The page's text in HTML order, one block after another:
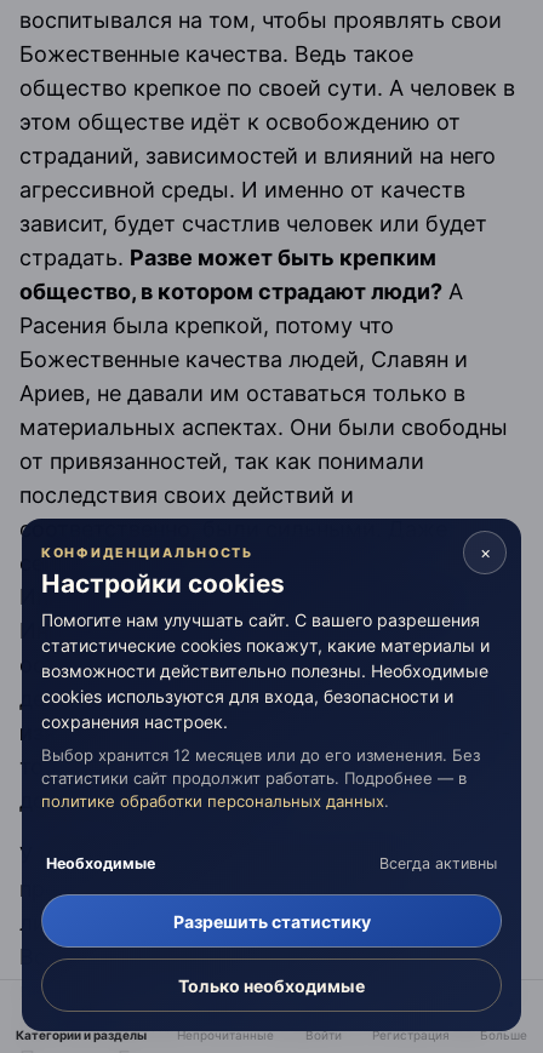
воспитывался на том, чтобы проявлять свои
Божественные качества. Ведь такое
общество крепкое по своей сути. А человек в
этом обществе идёт к освобождению от
страданий, зависимостей и влияний на него
агрессивной среды. И именно от качеств
зависит, будет счастлив человек или будет
страдать. Разве может быть крепким
общество, в котором страдают люди? А
Расения была крепкой, потому что
Божественные качества людей, Славян и
Ариев, не давали им оставаться только в
материальных аспектах. Они были свободны
от привязанностей, так как понимали
последствия своих действий и
соответственно, были сильными. Даже
сейчас человек, который является
Инглянином и знаком с мировоззрением
Инглян, действует таким образом, что
остаётся независимым от любой
деятельности.Он черпает удовлетворение
изнутри, а не в отождествлениях себя с чем-
то. Следовательно, любой человек может
достичь умиротворения.
У наших Предков были те же самые
проблемы, что и у нас: проблемы
личностного, внутреннего и внешнего роста.
Всё зависело от того, какая полярность
преобладала в обществе – отрицательная или
положительная. Если говорить о качествах
Категории и разделы Непрочитанные Войти Регистрация Больше
×
КОНФИДЕНЦИАЛЬНОСТЬ
Настройки cookies
Помогите нам улучшать сайт. С вашего разрешения
статистические cookies покажут, какие материалы и
возможности действительно полезны. Необходимые
cookies используются для входа, безопасности и
сохранения настроек.
Выбор хранится 12 месяцев или до его изменения. Без
статистики сайт продолжит работать. Подробнее — в
политике обработки персональных данных.
Необходимые Всегда активны
Разрешить статистику
Только необходимые